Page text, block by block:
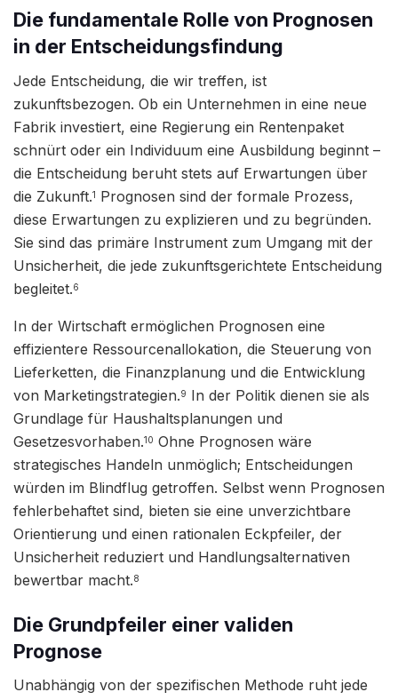
Die fundamentale Rolle von Prognosen
in der Entscheidungsfindung
Jede Entscheidung, die wir treffen, ist
zukunftsbezogen. Ob ein Unternehmen in eine neue
Fabrik investiert, eine Regierung ein Rentenpaket
schnürt oder ein Individuum eine Ausbildung beginnt –
die Entscheidung beruht stets auf Erwartungen über
die Zukunft.1
Prognosen sind der formale Prozess,
diese Erwartungen zu explizieren und zu begründen.
Sie sind das primäre Instrument zum Umgang mit der
Unsicherheit, die jede zukunftsgerichtete Entscheidung
begleitet.6
In der Wirtschaft ermöglichen Prognosen eine
effizientere Ressourcenallokation, die Steuerung von
Lieferketten, die Finanzplanung und die Entwicklung
von Marketingstrategien.9 In der Politik dienen sie als
Grundlage für Haushaltsplanungen und
Gesetzesvorhaben.10 Ohne Prognosen wäre
strategisches Handeln unmöglich; Entscheidungen
würden im Blindflug getroffen. Selbst wenn Prognosen
fehlerbehaftet sind, bieten sie eine unverzichtbare
Orientierung und einen rationalen Eckpfeiler, der
Unsicherheit reduziert und Handlungsalternativen
bewertbar macht.8
Die Grundpfeiler einer validen
Prognose
Unabhängig von der spezifischen Methode ruht jede